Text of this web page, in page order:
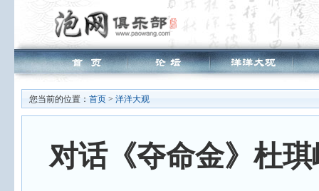
您当前的位置： 首页 > 洋洋大观
对话《夺命金》杜